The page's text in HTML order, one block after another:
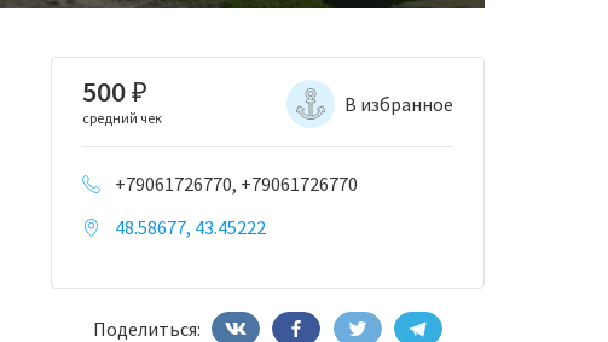
500₽
средний чек
В избранное
+79061726770, +79061726770
48.58677, 43.45222
Поделиться: